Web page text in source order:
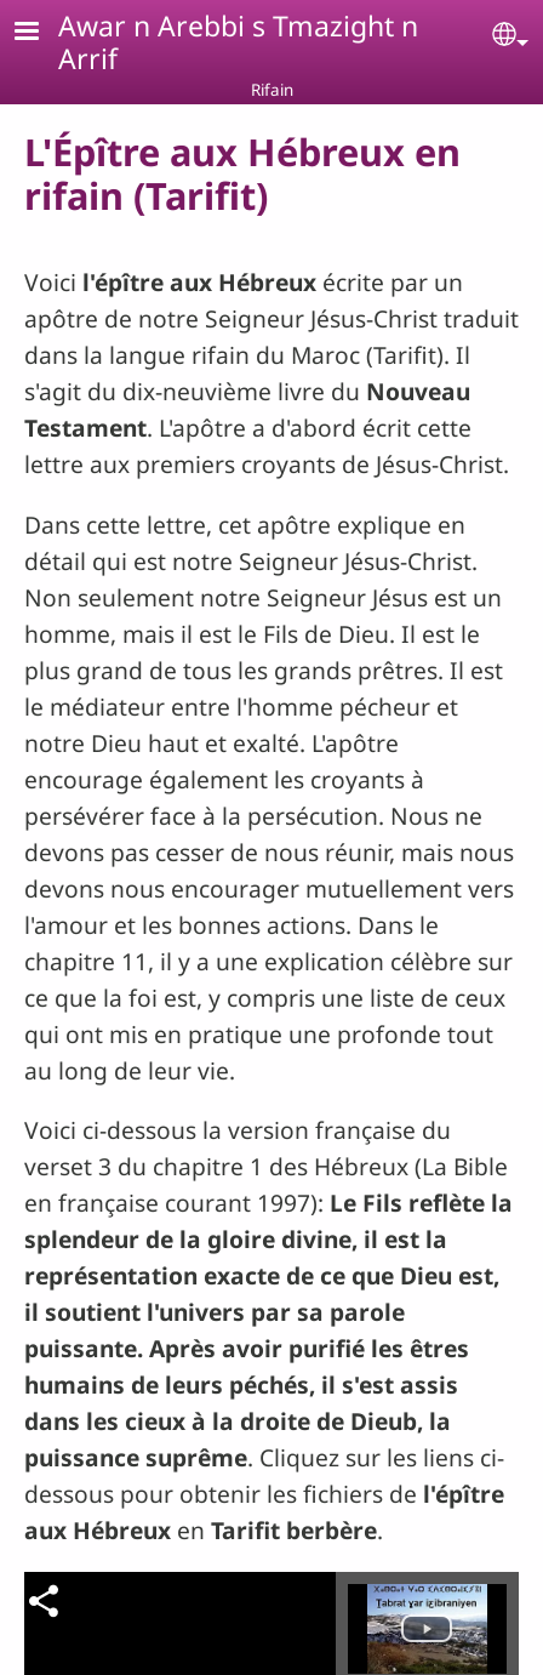
Aller au contenu principal
Awar n Arebbi s Tmazight n
Arrif
Rifain
L'Épître aux Hébreux en
rifain (Tarifit)
Voici l'épître aux Hébreux écrite par un
apôtre de notre Seigneur Jésus-Christ traduit
dans la langue rifain du Maroc (Tarifit). Il
s'agit du dix-neuvième livre du Nouveau
Testament. L'apôtre a d'abord écrit cette
lettre aux premiers croyants de Jésus-Christ.
Dans cette lettre, cet apôtre explique en
détail qui est notre Seigneur Jésus-Christ.
Non seulement notre Seigneur Jésus est un
homme, mais il est le Fils de Dieu. Il est le
plus grand de tous les grands prêtres. Il est
le médiateur entre l'homme pécheur et
notre Dieu haut et exalté. L'apôtre
encourage également les croyants à
persévérer face à la persécution. Nous ne
devons pas cesser de nous réunir, mais nous
devons nous encourager mutuellement vers
l'amour et les bonnes actions. Dans le
chapitre 11, il y a une explication célèbre sur
ce que la foi est, y compris une liste de ceux
qui ont mis en pratique une profonde tout
au long de leur vie.
Voici ci-dessous la version française du
verset 3 du chapitre 1 des Hébreux (La Bible
en française courant 1997): Le Fils reflète la
splendeur de la gloire divine, il est la
représentation exacte de ce que Dieu est,
il soutient l'univers par sa parole
puissante. Après avoir purifié les êtres
humains de leurs péchés, il s'est assis
dans les cieux à la droite de Dieub, la
puissance suprême. Cliquez sur les liens ci-
dessous pour obtenir les fichiers de l'épître
aux Hébreux en Tarifit berbère.